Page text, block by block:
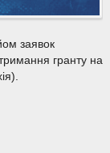
заявок
гранту на